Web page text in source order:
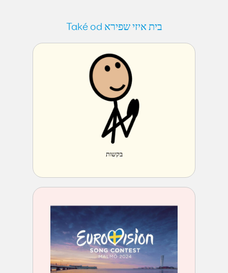
Také od בית איזי שפירא
בקשות